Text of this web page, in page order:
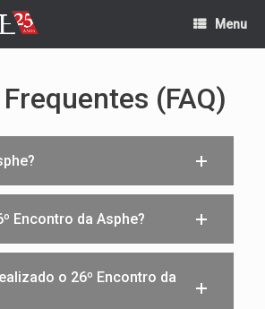
Menu
(FAQ)
Encontro da Asphe?
o 26º Encontro da